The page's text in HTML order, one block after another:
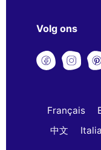
Volg ons
Français
中文